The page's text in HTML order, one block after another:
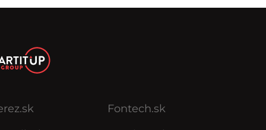
Fontech.sk